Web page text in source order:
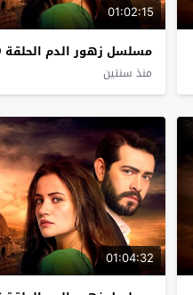
01:02:15
مسلسل زهور الدم الحلقة 409
منذ سنتين
01:04:32